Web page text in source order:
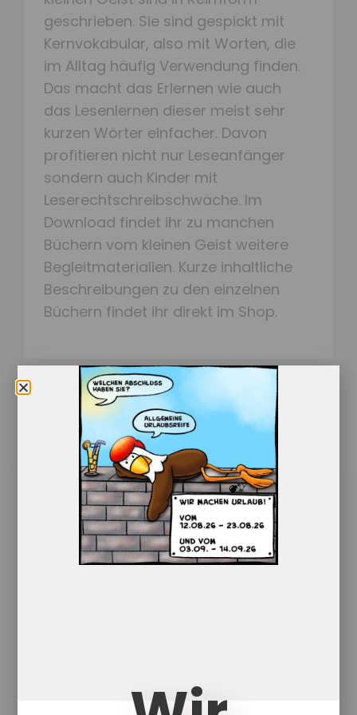
geschrieben. Sie sind gespickt mit
Kernvokabular, also mit Worten, die
im Alltag häufig Verwendung finden.
Das macht das Erlernen wie auch
das Lesenlernen dieser meist sehr
kurzen Wörter einfacher. Davon
profitieren nicht nur Leseanfänger
sondern auch Kinder mit
Leserechtschreibschwäche. Im
Download findet ihr zu manchen
Büchern vom kleinen Geist weitere
Begleitmaterialien. Kurze inhaltliche
Beschreibungen zu den einzelnen
Büchern findet ihr direkt im Shop.
Ähnliche
Produkte